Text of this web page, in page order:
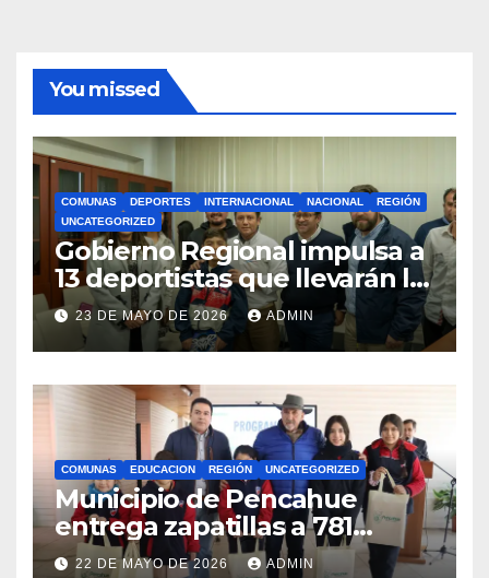
You missed
COMUNAS DEPORTES INTERNACIONAL NACIONAL
REGIÓN
UNCATEGORIZED
Gobierno Regional impulsa a
13 deportistas que llevarán la
bandera maulina a
competencias
internacionales
23 DE MAYO DE 2026 ADMIN
COMUNAS EDUCACION REGIÓN UNCATEGORIZED
Municipio de Pencahue
entrega zapatillas a 781
estudiantes con recursos del
22 DE MAYO DE 2026 ADMIN